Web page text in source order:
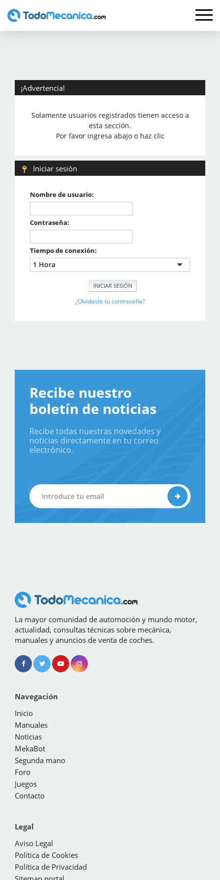
¡Advertencia!
Solamente usuarios registrados tienen acceso a
esta sección.
Por favor ingresa abajo o haz clic
Iniciar sesión
Nombre de usuario:
Contraseña:
Tiempo de conexión:
¿Olvidaste tu contraseña?
Recibe nuestro
boletín de noticias
Recibe todas nuestras novedades y
noticias directamente en tu correo
electrónico.
La mayor comunidad de automoción y mundo motor,
actualidad, consultas técnicas sobre mecánica,
manuales y anuncios de venta de coches.
Navegación
Inicio
Manuales
Noticias
MekaBot
Segunda mano
Foro
Juegos
Contacto
Legal
Aviso Legal
Política de Cookies
Política de Privacidad